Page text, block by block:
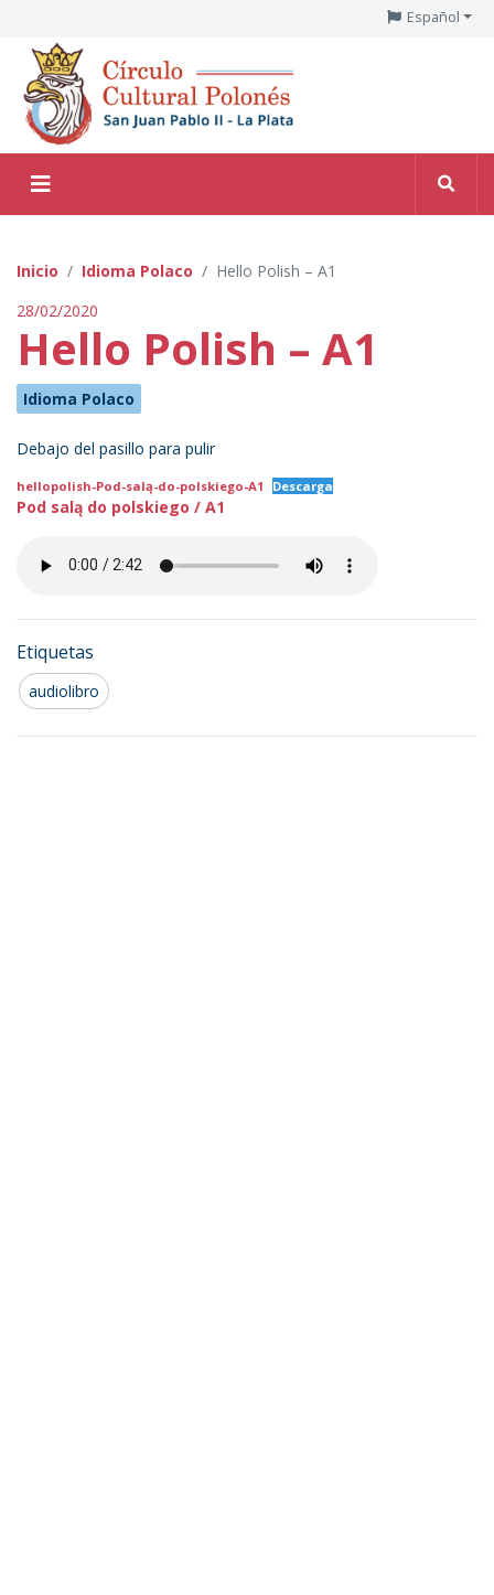
Español
Inicio Idioma Polaco
Hello Polish – A1
28/02/2020
Hello Polish – A1
Idioma Polaco
Debajo del pasillo para pulir
hellopolish-Pod-salą-do-polskiego-A1 Descarga
Pod salą do polskiego / A1
Etiquetas
audiolibro